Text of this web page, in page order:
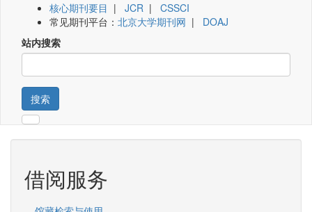
核心期刊要目 | JCR | CSSCI
常见期刊平台： 北京大学期刊网 | DOAJ
站内搜索
搜索
借阅服务